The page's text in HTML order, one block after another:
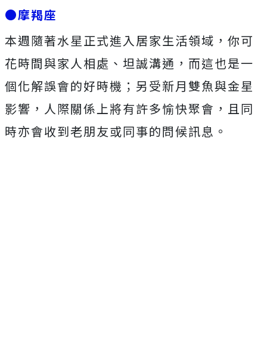
●摩羯座
本週隨著水星正式進入居家生活領域，你可
花時間與家人相處、坦誠溝通，而這也是一
個化解誤會的好時機；另受新月雙魚與金星
影響，人際關係上將有許多愉快聚會，且同
時亦會收到老朋友或同事的問候訊息。